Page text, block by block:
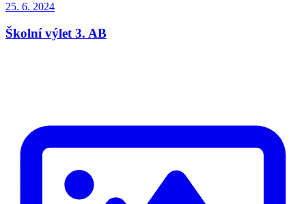
25. 6. 2024
Školní výlet 3. AB